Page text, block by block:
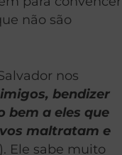
não são
nos
bendizer
bem a eles que
maltratam e
Ele sabe muito